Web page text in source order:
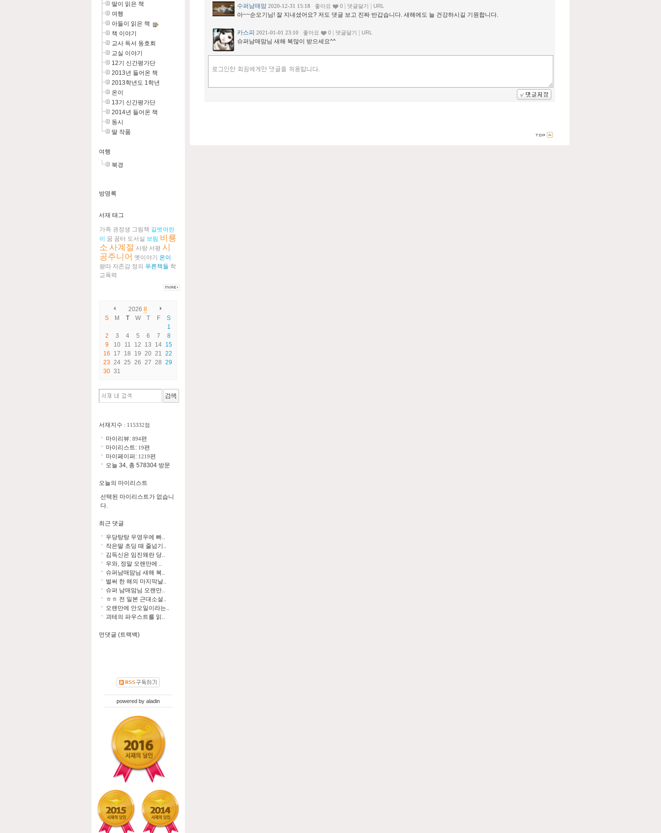
수퍼남매맘 2020-12-31 15:18 좋아요 0 댓글달기 URL
아~~순오기님! 잘 지내셨어요? 저도 댓글 보고 진짜 반갑습니다. 새해에도 늘 건강하시길 기원합니다.
카스피 2021-01-01 23:10 좋아요 0 댓글달기 URL
슈퍼남매맘님 새해 복많이 받으세요^^
딸이 읽은 책
여행
아들이 읽은 책
책 이야기
교사 독서 동호회
교실 이야기
12기 신간평가단
2013년 들어온 책
2013학년도 1학년
온이
13기 신간평가단
2014년 들어온 책
동시
딸 작품
여행
북경
방명록
서재 태그
가족 권정생 그림책 길벗어린
이
꿈 꿈터 도서실 보림 비룡
소 사계절 사랑 서평 시
공주니어 옛이야기
온이
왕따 자존감 정의 푸른책들 학
교폭력
2026 8
S
M T W T F
S
1
2
3 4 5 6 7
8
9
10 11 12 13 14 15
16
17 18 19 20 21 22
23 24 25 26 27 28 29
30 31
서재지수 : 115332점
마이리뷰: 894편
마이리스트: 19편
마이페이퍼: 1219편
오늘 34, 총 578304 방문
오늘의 마이리스트
선택된 마이리스트가 없습니
다.
최근 댓글
우당탕탕 우영우에 빠..
작은딸 초딩 때 줄넘기..
김득신은 임진왜란 당..
우와, 정말 오랜만에 ..
슈퍼남매맘님 새해 복..
벌써 한 해의 마지막날..
슈퍼 남매맘님 오랜만..
ㅎㅎ 전 일본 근대소설..
오랜만에 안오일이라는..
괴테의 파우스트를 읽..
먼댓글 (트랙백)
powered by aladin